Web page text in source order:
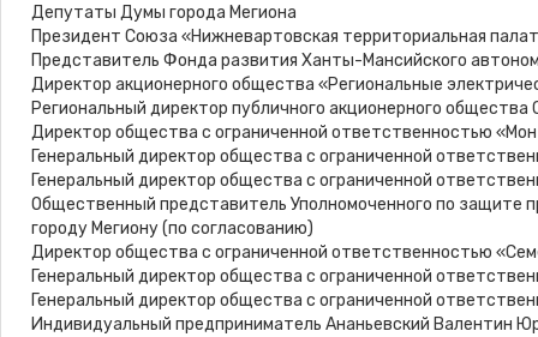
Депутаты Думы города Мегиона
Президент Союза «Нижневартовская территориальная
Представитель Фонда развития Ханты-Мансийского
Директор акционерного общества «Региональные
Региональный директор публичного акционерного
Директор общества с ограниченной ответственностью
Генеральный директор общества с ограниченной
Генеральный директор общества с ограниченной
Общественный представитель Уполномоченного по защите
городу Мегиону (по согласованию)
Директор общества с ограниченной ответственностью
Генеральный директор общества с ограниченной
Генеральный директор общества с ограниченной
Индивидуальный предприниматель Ананьевский Валентин